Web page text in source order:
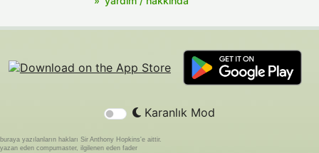
Karanlık Mod
buraya yazılanların hakları Sir Anthony Hopkins'e aittir.
yazan eden compumaster, ilgilenen eden fader